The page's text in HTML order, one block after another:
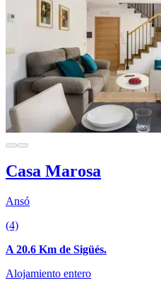
Casa Marosa
Ansó
(4)
A 20.6 Km de Sigüés.
Alojamiento entero